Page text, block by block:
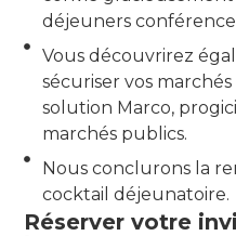
déjeuners
Vous découvrirez
sécuriser vos
solution Marco,
marchés publics.
Nous conclurons la
cocktail déjeunatoire.
Réserver votre